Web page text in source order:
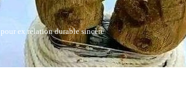
ex relation durable sincère